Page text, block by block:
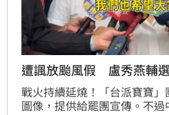
遭諷放颱風假 盧秀燕輔
戰火持續延燒！「台派寶寶」
圖像，提供給罷團宣傳。不